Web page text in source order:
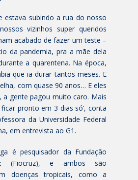
estava subindo a rua do nosso
vizinhos super queridos
acabado de fazer um teste –
da pandemia, pra a mãe dela
a quarentena. Na época,
que ia durar tantos meses. E
com quase 90 anos… E eles
a gente pagou muito caro. Mais
pronto em 3 dias só’, conta
da Universidade Federal
em entrevista ao G1.
é pesquisador da Fundação
(Fiocruz), e ambos são
doenças tropicais, como a